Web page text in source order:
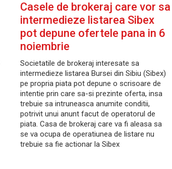
Casele de brokeraj care vor sa
intermedieze listarea Sibex
pot depune ofertele pana in 6
noiembrie
Societatile de brokeraj interesate sa
intermedieze listarea Bursei din Sibiu (Sibex)
pe propria piata pot depune o scrisoare de
intentie prin care sa-si prezinte oferta, insa
trebuie sa intruneasca anumite conditii,
potrivit unui anunt facut de operatorul de
piata. Casa de brokeraj care va fi aleasa sa
se va ocupa de operatiunea de listare nu
trebuie sa fie actionar la Sibex